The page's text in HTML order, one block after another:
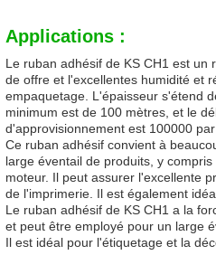
Applications :
Le ruban adhésif de KS CH1 est
de offre et l'excellentes humidité et
empaquetage. L'épaisseur s'étend
minimum est de 100 mètres, et le
d'approvisionnement est 100000
Ce ruban adhésif convient à
large éventail de produits, y
moteur. Il peut assurer l'excellente
de l'imprimerie. Il est également
Le ruban adhésif de KS CH1 a la
et peut être employé pour un large
Il est idéal pour l'étiquetage et la